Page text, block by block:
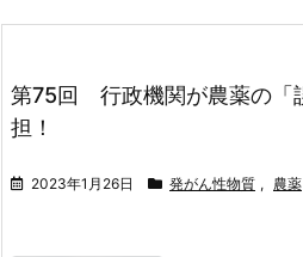
第75回 行政機関が農薬の「
担！
2023年1月26日 発がん性物質 , 農薬